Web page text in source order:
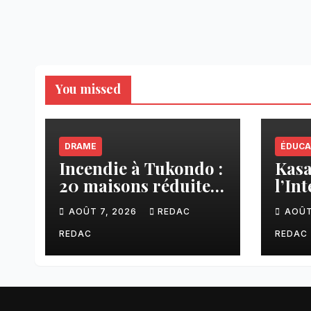
You missed
DRAME
Incendie à Tukondo :
20 maisons réduites
en cendres, plusieurs
familles sans abri
AOÛT 7, 2026 REDAC
REDAC
une
aux
REDAC